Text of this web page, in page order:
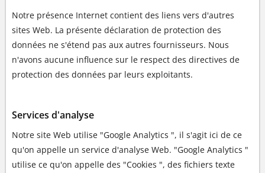
Notre présence Internet contient des liens vers d'autres
sites Web. La présente déclaration de protection des
données ne s'étend pas aux autres fournisseurs. Nous
n'avons aucune influence sur le respect des directives de
protection des données par leurs exploitants.
Services d'analyse
Notre site Web utilise "Google Analytics ", il s'agit ici de ce
qu'on appelle un service d'analyse Web. "Google Analytics "
utilise ce qu'on appelle des "Cookies ", des fichiers texte